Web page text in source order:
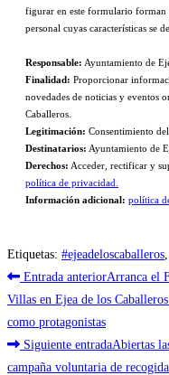
figurar en este formulario forman
personal cuyas características se
Responsable: Ayuntamiento de
Finalidad: Proporcionar
novedades de noticias y eventos
Caballeros.
Legitimación: Consentimiento
Destinatarios: Ayuntamiento de
Derechos: Acceder, rectificar y
política de privacidad.
Información adicional: política
Etiquetas: #ejeadeloscaballeros
Leer
más
artículos
Entrada anteriorArranca el
Villas en Ejea de los
como protagonistas
Siguiente entradaAbiertas
campaña voluntaria de